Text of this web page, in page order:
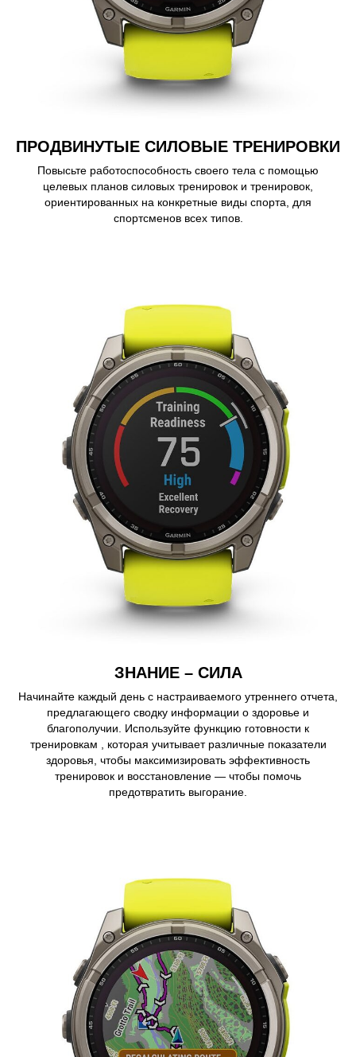
ПРОДВИНУТЫЕ СИЛОВЫЕ ТРЕНИРОВКИ
Повысьте работоспособность своего тела с помощью
целевых планов силовых тренировок и тренировок,
ориентированных на конкретные виды спорта, для
спортсменов всех типов.
ЗНАНИЕ – СИЛА
Начинайте каждый день с настраиваемого утреннего отчета,
предлагающего сводку информации о здоровье и
благополучии. Используйте функцию готовности к
тренировкам , которая учитывает различные показатели
здоровья, чтобы максимизировать эффективность
тренировок и восстановление — чтобы помочь
предотвратить выгорание.